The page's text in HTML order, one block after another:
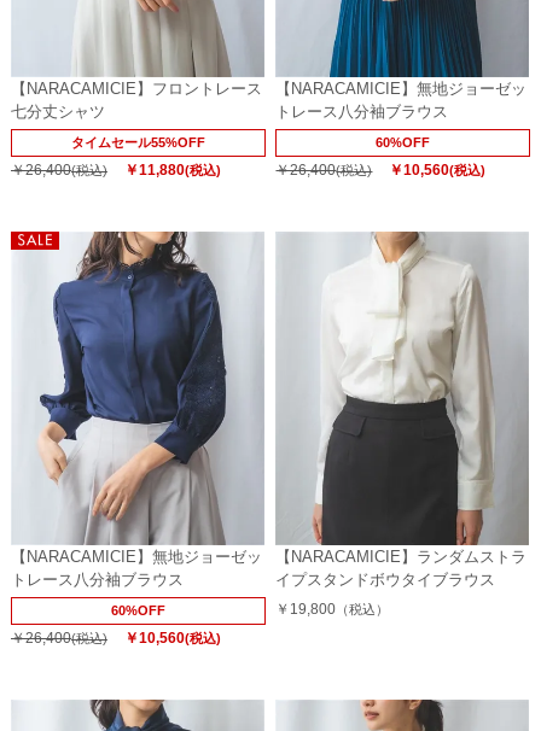
【NARACAMICIE】フロントレース
七分丈シャツ
タイムセール55%OFF
￥26,400(税込) ￥11,880(税込)
【NARACAMICIE】無地ジョーゼッ
トレース八分袖ブラウス
60%OFF
￥26,400(税込) ￥10,560(税込)
【NARACAMICIE】無地ジョーゼッ
トレース八分袖ブラウス
60%OFF
￥26,400(税込) ￥10,560(税込)
【NARACAMICIE】ランダムストラ
イプスタンドボウタイブラウス
￥19,800 （税込）